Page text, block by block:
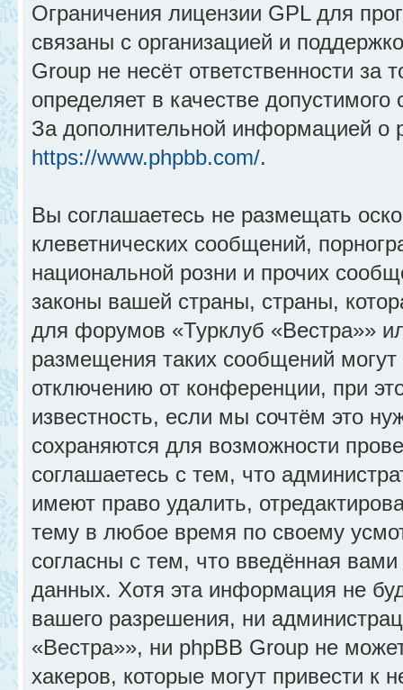
Ограничения лицензии GPL для
связаны с организацией и
Group не несёт ответственности
определяет в качестве
За дополнительной информацией о
https://www.phpbb.com/.
Вы соглашаетесь не размещать
клеветнических сообщений,
национальной розни и прочих
законы вашей страны, страны,
для форумов «Турклуб «Вестра»»
размещения таких сообщений
отключению от конференции, при
известность, если мы сочтём это
сохраняются для возможности
соглашаетесь с тем, что
имеют право удалить,
тему в любое время по своему
согласны с тем, что введённая
данных. Хотя эта информация не
вашего разрешения, ни
«Вестра»», ни phpBB Group не
хакеров, которые могут привести к